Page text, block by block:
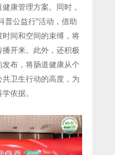
康管理方案。同时，
普公益行”活动，借助
间和空间的束缚，将
开来。此外，还积极
布，将肠道健康从个
卫生行动的高度，为
依据。